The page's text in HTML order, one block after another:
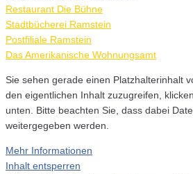
Restaurant Die Bühne
Stadtbücherei Ramstein
Postfiliale Ramstein
Das Amerikanische Wohnungsamt
Sie sehen gerade einen Platzhalterinhalt
den eigentlichen Inhalt zuzugreifen,
unten. Bitte beachten Sie, dass dabei
weitergegeben werden.
Mehr Informationen
Inhalt entsperren